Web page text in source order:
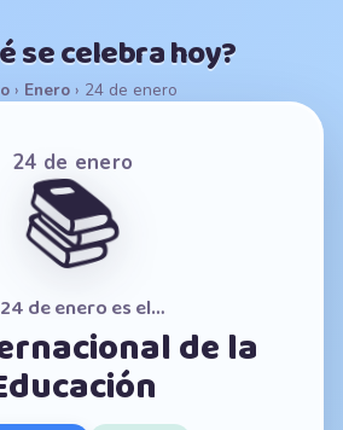
se celebra hoy?
› Enero › 24 de enero
24 de enero
📚
de enero es el…
de la